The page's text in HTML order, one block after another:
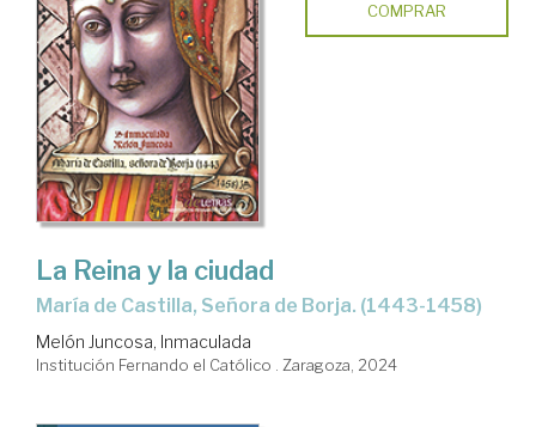
COMPRAR
La Reina y la ciudad
María de Castilla, Señora de Borja. (1443-1458)
Melón Juncosa, Inmaculada
Institución Fernando el Católico . Zaragoza, 2024